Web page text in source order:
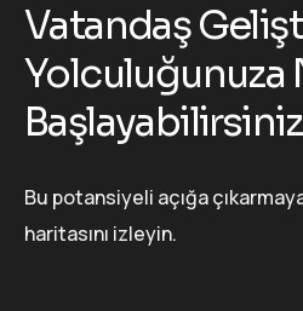
Vatandaş
Yolculuğunuza
Bu potansiyeli açığa
haritasını izleyin.